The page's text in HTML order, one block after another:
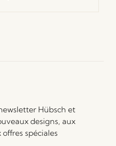
Hübsch et
designs, aux
spéciales